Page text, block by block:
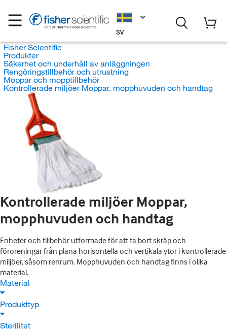
SV
Fisher Scientific
Produkter
Säkerhet och underhåll av anläggningen
Rengöringstillbehör och utrustning
Moppar och mopptillbehör
Kontrollerade miljöer Moppar, mopphuvuden och handtag
Kontrollerade miljöer Moppar,
mopphuvuden och handtag
Enheter och tillbehör utformade för att ta bort skräp och
föroreningar från plana horisontella och vertikala ytor i kontrollerade
miljöer, såsom renrum. Mopphuvuden och handtag finns i olika
material.
Material
Produkttyp
Sterilitet